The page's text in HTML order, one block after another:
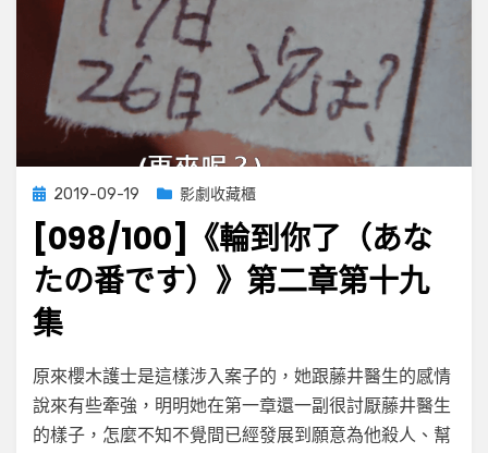
第
二
集
Posted
on
2019-09-19 影劇收藏櫃
[098/100]《輪到你了（あな
たの番です）》第二章第十九
集
by小云
Leave a commenton
[098/100]
《輪
到
原來櫻木護士是這樣涉入案子的，她跟藤井醫生的感情
說來有些牽強，明明她在第一章還一副很討厭藤井醫生
的樣子，怎麼不知不覺間已經發展到願意為他殺人、幫